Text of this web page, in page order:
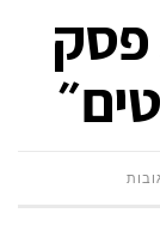
פסק